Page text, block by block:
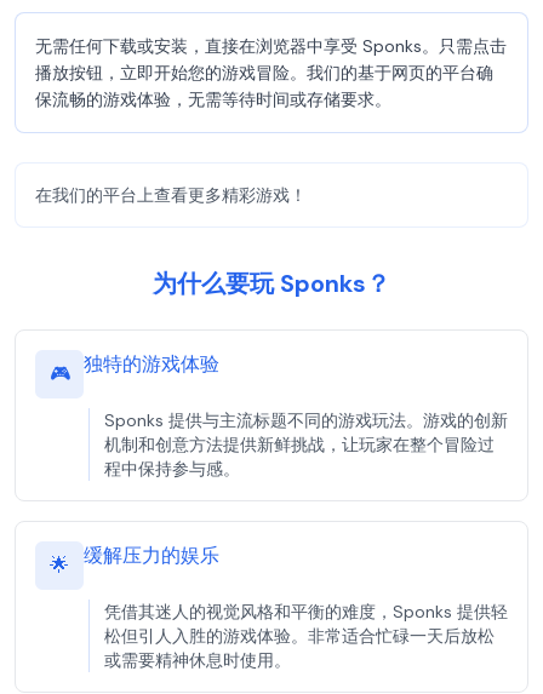
无需任何下载或安装，直接在浏览器中享受 Sponks。只需点击
播放按钮，立即开始您的游戏冒险。我们的基于网页的平台确
保流畅的游戏体验，无需等待时间或存储要求。
在我们的平台上查看更多精彩游戏！
为什么要玩 Sponks？
🎮 独特的游戏体验
Sponks 提供与主流标题不同的游戏玩法。游戏的创新
机制和创意方法提供新鲜挑战，让玩家在整个冒险过
程中保持参与感。
🌟 缓解压力的娱乐
凭借其迷人的视觉风格和平衡的难度，Sponks 提供轻
松但引人入胜的游戏体验。非常适合忙碌一天后放松
或需要精神休息时使用。